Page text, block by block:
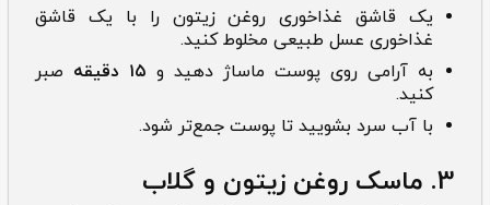
یک قاشق غذاخوری روغن زیتون را با یک قاشق
غذاخوری عسل طبیعی مخلوط کنید.
به آرامی روی پوست ماساژ دهید و ۱۵ دقیقه
صبر
کنید.
با آب سرد بشویید تا پوست جمع‌تر شود.
3. ماسک روغن زیتون و گلاب